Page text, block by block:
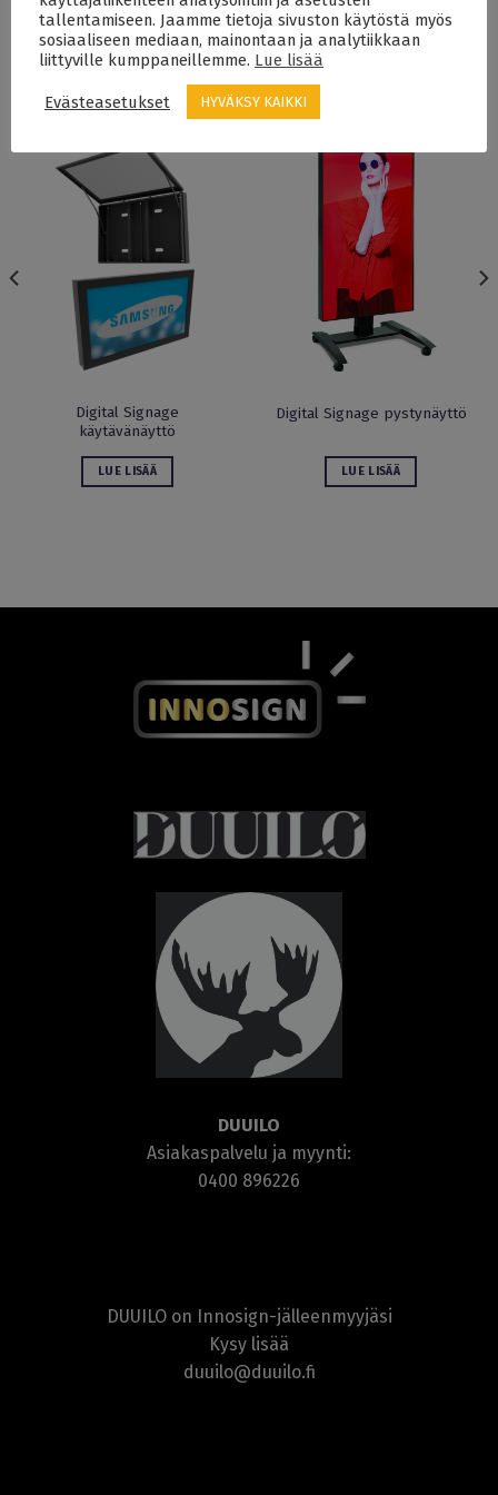
Digital Signage
käytävänäyttö
LUE LISÄÄ
Digital Signage pystynäyttö
LUE LISÄÄ
DUUILO
Asiakaspalvelu ja myynti:
0400 896226
DUUILO on Innosign-jälleenmyyjäsi
Kysy lisää
duuilo@duuilo.fi
tallentamiseen. Jaamme tietoja sivuston käytöstä myös
sosiaaliseen mediaan, mainontaan ja analytiikkaan
liittyville kumppaneillemme. Lue lisää
Evästeasetukset HYVÄKSY KAIKKI